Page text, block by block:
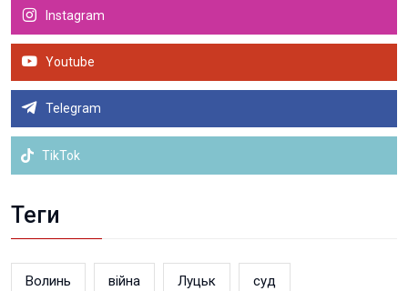
Instagram
Youtube
Telegram
TikTok
Теги
Волинь війна Луцьк суд